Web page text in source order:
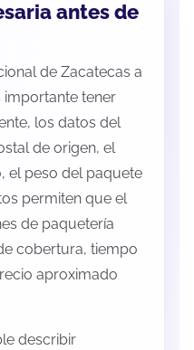
antes de
de Zacatecas a
importante tener
los datos del
de origen, el
el peso del paquete
permiten que el
de paquetería
cobertura, tiempo
aproximado
describir